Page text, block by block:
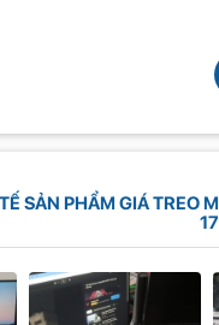
SẢN PHẨM GIÁ TREO